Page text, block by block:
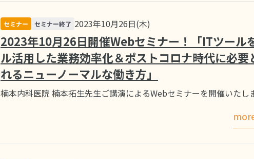
セミナー セミナー終了 2023年10月26日(木)
2023年10月26日開催Webセミナー！「ITツール
ル活用した業務効率化＆ポストコロナ時代に必要
れるニューノーマルな働き方」
楠本内科医院 楠本拓生先生ご講演によるWebセミナーを開催いたし